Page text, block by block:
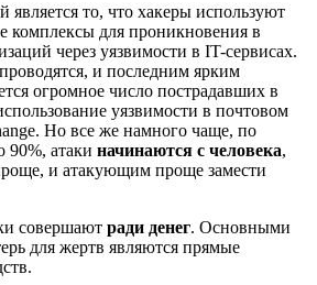
то, что хакеры используют
комплексы для проникновения в
через уязвимости в IT-сервисах.
и последним ярким
огромное число пострадавших в
уязвимости в почтовом
Но все же намного чаще, по
90%, атаки начинаются с человека,
и атакующим проще замести
совершают ради денег. Основными
для жертв являются прямые